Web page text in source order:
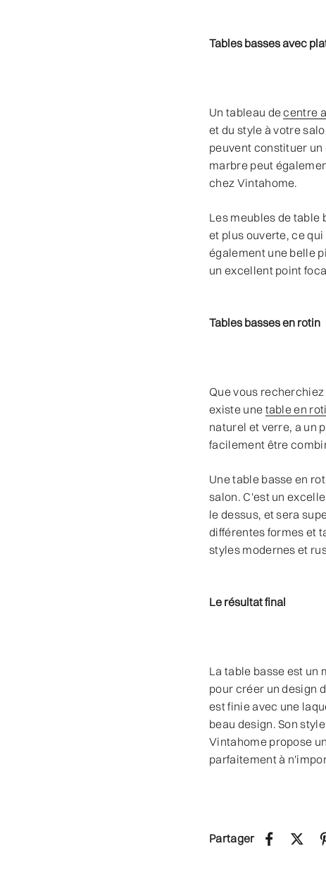
Tables basses avec
Un tableau decentre
et du style à votre
peuvent constituer
marbre peut
chez Vintahome.
Les meubles de table
et plus ouverte, ce
également une belle
un excellent point
Tables basses en rotin
Que vous
existe une table en
naturel et verre, a un
facilement être
Une table basse en
salon. C'est un
le dessus, et sera
différentes formes et
styles modernes et
Le résultat final
La table basse est un
pour créer un design
est finie avec une
beau design. Son
Vintahome propose
parfaitement à
Partager